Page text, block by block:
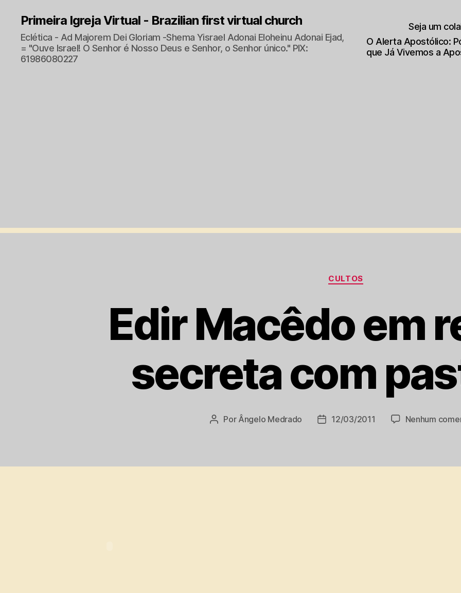
Primeira Igreja Virtual - Brazilian first virtual church
Eclética - Ad Majorem Dei Gloriam -Shema Yisrael Adonai Eloheinu Adonai Ejad,
= "Ouve Israel! O Senhor é Nosso Deus e Senhor, o Senhor único." PIX:
61986080227
Seja um
O Alerta Apostólico:
que Já Vivemos a
Categorias
CULTOS
Edir Macêdo em
secreta com
Autor
Por Ângelo Medrado
Data12/03/2011 Nenhum